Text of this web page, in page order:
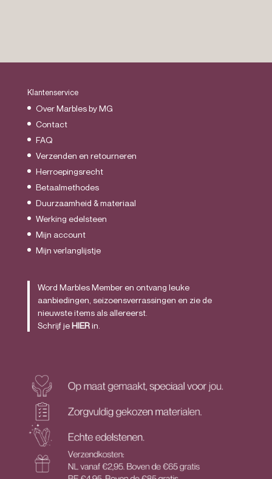
Klantenservice
Over Marbles by MG
Contact
FAQ
Verzenden en retourneren
Herroepingsrecht
Betaalmethodes
Duurzaamheid & materiaal
Werking edelsteen
Mijn account
Mijn verlanglijstje
Word Marbles Member en ontvang leuke
aanbiedingen, seizoensverrassingen en zie de
nieuwste items als allereerst.
Schrijf jeHIERin.